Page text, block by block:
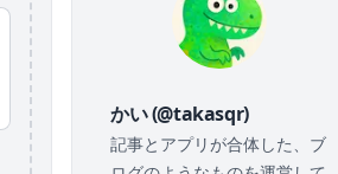
かい (@takasqr)
記事とアプリが合体した、ブ